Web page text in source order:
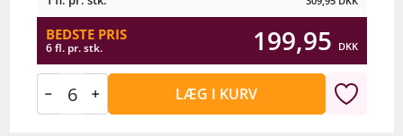
BEDSTE PRIS
6 fl. pr. stk. 199,95 DKK
LÆG I KURV